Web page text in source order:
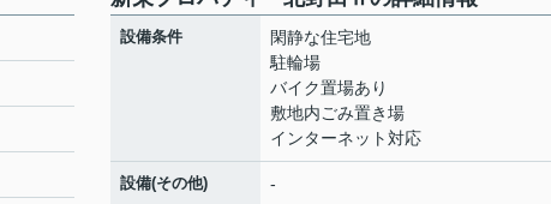
設備条件
閑静な住宅地
駐輪場
バイク置場あり
敷地内ごみ置き場
インターネット対応
設備(その他) -